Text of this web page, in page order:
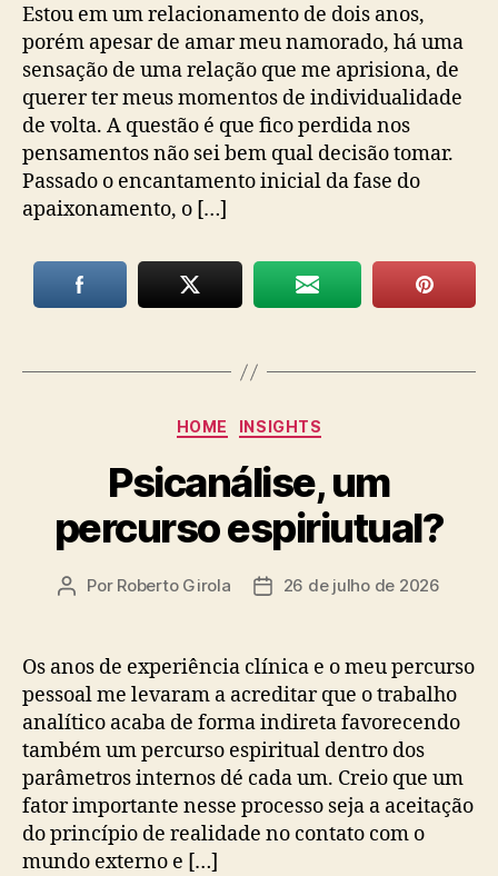
Estou em um relacionamento de dois anos,
porém apesar de amar meu namorado, há uma
sensação de uma relação que me aprisiona, de
querer ter meus momentos de individualidade
de volta. A questão é que fico perdida nos
pensamentos não sei bem qual decisão tomar.
Passado o encantamento inicial da fase do
apaixonamento, o […]
Categorias
HOME INSIGHTS
Psicanálise, um
percurso espiriutual?
Autor
Por Roberto Girola
Data26 de julho de 2026
Os anos de experiência clínica e o meu percurso
pessoal me levaram a acreditar que o trabalho
analítico acaba de forma indireta favorecendo
também um percurso espiritual dentro dos
parâmetros internos dé cada um. Creio que um
fator importante nesse processo seja a aceitação
do princípio de realidade no contato com o
mundo externo e […]